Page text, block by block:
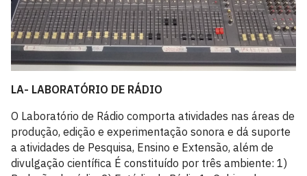
LA- LABORATÓRIO DE RÁDIO
O Laboratório de Rádio comporta atividades nas áreas de
produção, edição e experimentação sonora e dá suporte
a atividades de Pesquisa, Ensino e Extensão, além de
divulgação científica É constituído por três ambiente: 1)